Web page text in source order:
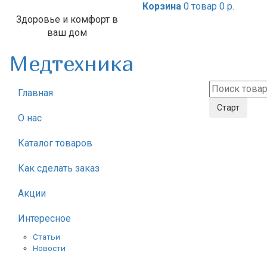
Здоровье и комфорт в
ваш дом
Медтехника
Корзина 0 товар 0 р.
Главная
О нас
Каталог товаров
Как сделать заказ
Акции
Интересное
Статьи
Новости